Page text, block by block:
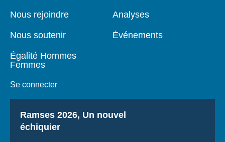
Nous rejoindre
Nous soutenir
Égalité Hommes
Femmes
Se connecter
Analyses
Événements
Titre
Ramses 2026, Un nouvel
échiquier